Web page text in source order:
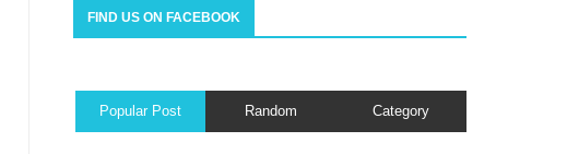
FIND US ON FACEBOOK
Popular Post Random Category